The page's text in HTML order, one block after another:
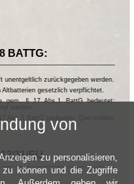
BATTG:
unentgeltlich zurückgegeben werden.
gesetzlich verpflichtet.
gem. § 17 Abs.1 BattG bedeutet:
Abs.3 BattG bedeuten: Quecksilber,
11/EU
von
zu personalisieren,
können und die Zugriffe